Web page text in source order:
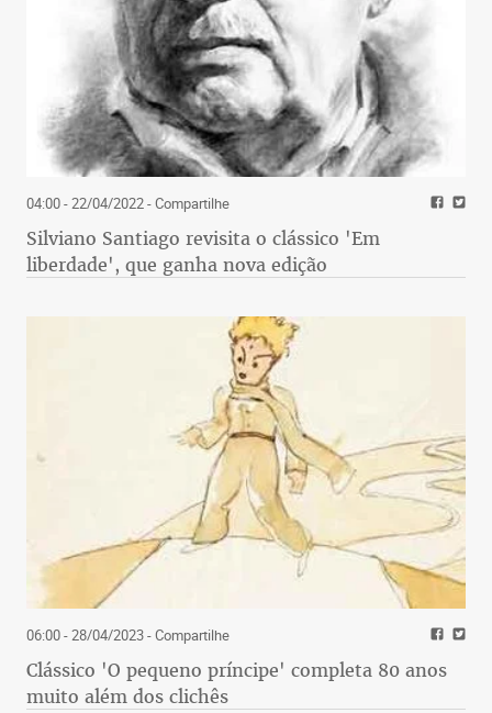
04:00 - 22/04/2022- Compartilhe
Silviano Santiago revisita o clássico 'Em
liberdade', que ganha nova edição
06:00 - 28/04/2023- Compartilhe
Clássico 'O pequeno príncipe' completa 80 anos
muito além dos clichês